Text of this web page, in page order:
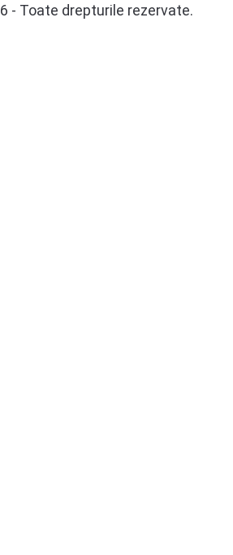
- Toate drepturile rezervate.